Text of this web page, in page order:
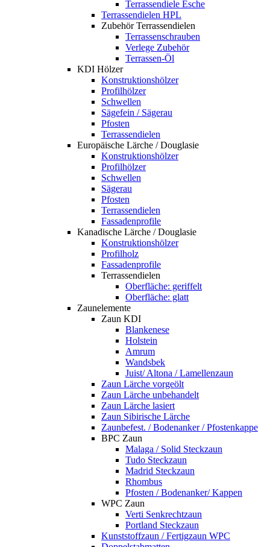
Terrassendiele Esche
Terrassendielen HPL
Zubehör Terrassendielen
Terrassenschrauben
Verlege Zubehör
Terrassen-Öl
KDI Hölzer
Konstruktionshölzer
Profilhölzer
Schwellen
Sägefein / Sägerau
Pfosten
Terrassendielen
Europäische Lärche / Douglasie
Konstruktionshölzer
Profilhölzer
Schwellen
Sägerau
Pfosten
Terrassendielen
Fassadenprofile
Kanadische Lärche / Douglasie
Konstruktionshölzer
Profilholz
Fassadenprofile
Terrassendielen
Oberfläche: geriffelt
Oberfläche: glatt
Zaunelemente
Zaun KDI
Blankenese
Holstein
Amrum
Wandsbek
Juist/ Altona / Lamellenzaun
Zaun Lärche vorgeölt
Zaun Lärche unbehandelt
Zaun Lärche lasiert
Zaun Sibirische Lärche
Zaunbefest. / Bodenanker / Pfostenkappe
BPC Zaun
Malaga / Solid Steckzaun
Tudo Steckzaun
Madrid Steckzaun
Rhombus
Pfosten / Bodenanker/ Kappen
WPC Zaun
Verti Senkrechtzaun
Portland Steckzaun
Kunststoffzaun / Fertigzaun WPC